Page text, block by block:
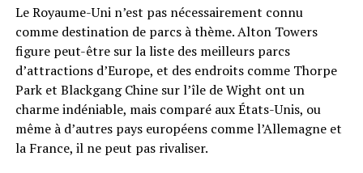
Le Royaume-Uni n’est pas nécessairement connu
comme destination de parcs à thème. Alton Towers
figure peut-être sur la liste des meilleurs parcs
d’attractions d’Europe, et des endroits comme Thorpe
Park et Blackgang Chine sur l’île de Wight ont un
charme indéniable, mais comparé aux États-Unis, ou
même à d’autres pays européens comme l’Allemagne et
la France, il ne peut pas rivaliser.